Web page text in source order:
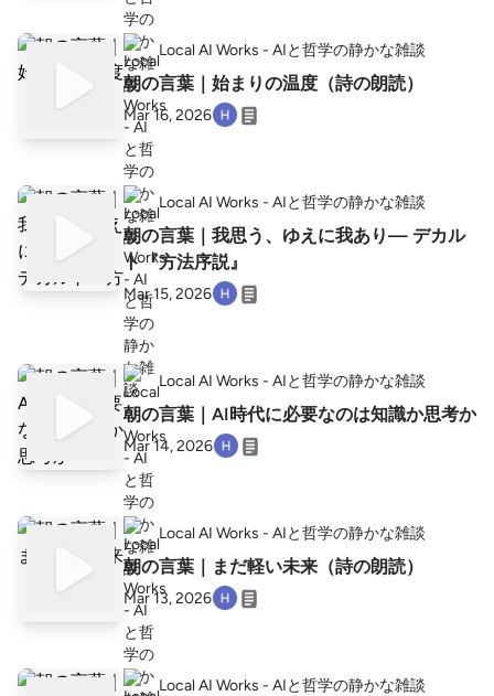
Local AI Works - AIと哲学の静かな雑談
朝の言葉｜始まりの温度（詩の朗読）
Mar 16, 2026
Local AI Works - AIと哲学の静かな雑談
朝の言葉｜我思う、ゆえに我あり— デカル
ト『方法序説』
Mar 15, 2026
Local AI Works - AIと哲学の静かな雑談
朝の言葉｜AI時代に必要なのは知識か思考か
Mar 14, 2026
Local AI Works - AIと哲学の静かな雑談
朝の言葉｜まだ軽い未来（詩の朗読）
Mar 13, 2026
Local AI Works - AIと哲学の静かな雑談